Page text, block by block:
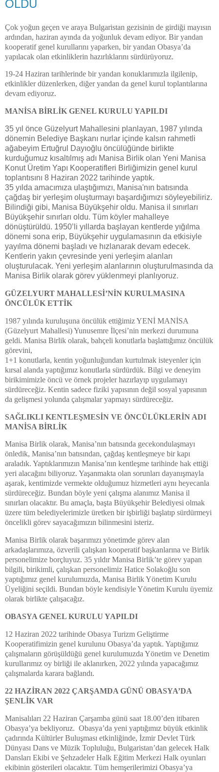
OLDU
Çok yoğun geçen ve araya Bulgaristan gezisinin de girdiği mayısın
ardından, haziran ayında da yoğunluk devam ediyor. Bir yandan
kooperatif genel kurullarını yaparken, bir yandan Obasya’da
yapılacak olan etkinliklerin hazırlıklarını sürdürüyoruz.
19-24 Haziran tarihlerinde bir yandan konuklarımızla ilgilenip,
etkinlikler düzenlerken, diğer yandan da genel kurul toplantılarına
devam ediyoruz.
MANİSA BİRLİK GENEL KURULU YAPILDI
35 yıl önce Güzelyurt Mahallesini planlayan, 1987 yılında
dönemin Belediye Başkanı nurlar içinde kalsın rahmetli
ağabeyim Ertuğrul Dayıoğlu öncülüğünde birlikte
kurduğumuz kısaltılmış adı Manisa Birlik olan Yeni Manisa
Konut Üretim Yapı Kooperatifleri Birliğimizin genel kurul
toplantısını 8 Haziran 2022 tarihinde yaptık.
35 yılda amacımıza ulaştığımızı, Manisa'nın batısında
çağdaş bir yerleşim oluşturmayı başardığımızı söyleyebiliriz.
Bilindiği gibi, Manisa Büyükşehir oldu. Manisa il sınırları
Büyükşehir sınırları oldu. Tüm köyler mahalleye
dönüştürüldü. 1950’li yıllarda başlayan kentlerde yığılma
dönemi sona erip, Büyükşehir uygulamasının da etkisiyle
yayılma dönemi başladı ve hızlanarak devam edecek.
Kentlerin yakın çevresinde yeni yerleşim alanları
oluşturulacak. Yeni yerleşim alanlarının oluşturulmasında da
Manisa Birlik olarak görev yüklenmeyi planlıyoruz.
GÜZELYURT MAHALLESİ’NİN KURULMASINA
ÖNCÜLÜK ETTİK
1987 yılında kuruluşuna öncülük ettiğimiz YENİ MANİSA
(Güzelyurt Mahallesi) Yunusemre İlçesi’nin merkezi durumuna
geldi. Manisa Birlik olarak, bahçeli konutlarla başlattığımız öncülük
görevini,
1+1 konutlarla, kentin yoğunluğundan kurtulmak isteyenler için
kırsal alanda yaptığımız konutlarla sürdürdük. Bilgi ve deneyim
birikimimizle öncü ve örnek projeler hazırlayıp uygulamayı
sürdüreceğiz. Kentin sadece fiziki yapısının değil sosyal yapısının
da gelişmesi yolunda çalışmalar yapmayı sürdüreceğiz.
SAĞLIKLI KENTLEŞMESİN VE ÖNCÜLÜKLERİN ADI
MANİSA BİRLİK
Manisa Birlik olarak, Manisa’nın batısında gecekondulaşmayı
önledik, Manisa’nın batısından, çağdaş kentleşmeye bir kapı
araladık. Yaptıklarımızın Manisa’nın kentleşme tarihinde hak ettiği
yeri alacağını biliyoruz. Yaşanmakta olan sorunları dayanışmayla
aşarak, kentimizde vermekte olduğumuz hizmetleri aynı heyecanla
sürdüreceğiz. Bundan böyle yeni çalışma alanımız Manisa il
sınırları olacaktır. Bu amaçla, başta Büyükşehir Belediyesi olmak
üzere tüm belediyelerimizle üretken bir işbirliği başlatıp sürdürmeyi
öncelikli görev sayacağımızın bilinmesini isteriz.
Manisa Birlik olarak başarımızı yönetimde görev alan
arkadaşlarımıza, özverili çalışkan kooperatif başkanlarına ve Birlik
personelimize borçluyuz. 35 yıldır Manisa Birlik’te görev yapan
bilgili, birikimli, çalışkan personelimiz Hatice Solakoğlu son
yaptığımız genel kurulumuzda, Manisa Birlik Yönetim Kurulu
Üyeliğini seçildi. Bundan böyle kendisiyle Yönetim Kurulu üyemiz
olarak birlikte çalışacağız.
OBASYA GENEL KURULU YAPILDI
12 Haziran 2022 tarihinde Obasya Turizm Geliştirme
Kooperatifimizin genel kurulunu Obasya’da yaptık. Yaptığımız
çalışmaların görüşüldüğü genel kurulumuzda Yönetim ve Denetim
kurullarımız oy birliği ile aklanırken, 2022 yılında yapacağımız
çalışmalarda karara bağlandı.
22 HAZİRAN 2022 ÇARŞAMDA GÜNÜ OBASYA’DA
ŞENLİK VAR
Manisalıları 22 Haziran Çarşamba günü saat 18.00’den itibaren
Obasya’ya bekliyoruz. Obasya’da yeni yaptığımız büyük etkinlik
çadırında Kültürler Buluşması etkinliğinde, İzmir Devlet Türk
Dünyası Dans ve Müzik Topluluğu, Bulgaristan’dan gelecek Halk
Dansları Ekibi ve Şehzadeler Halk Eğitim Merkezi Halk oyunları
ekibinin gösterileri olacaktır. Tüm hemşerilerimizi Obasya’ya